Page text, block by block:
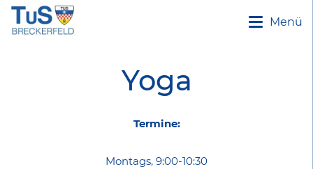
Menü
Yoga
Termine:
Montags, 9:00-10:30